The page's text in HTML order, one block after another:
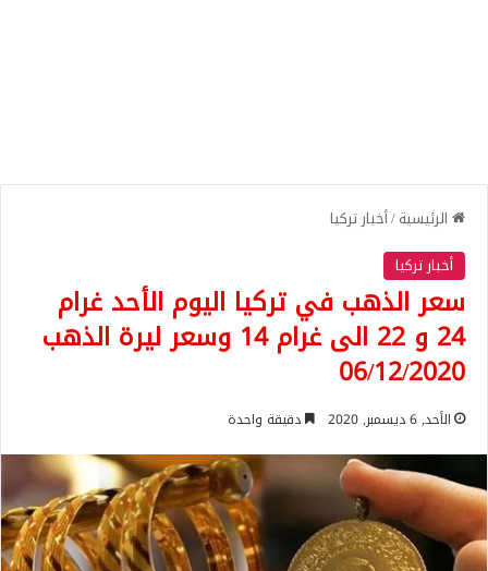
الرئيسية/أخبار تركيا
أخبار تركيا
سعر الذهب في تركيا اليوم الأحد غرام
24 و 22 الى غرام 14 وسعر ليرة الذهب
06/12/2020
الأحد, 6 ديسمبر, 2020 دقيقة واحدة